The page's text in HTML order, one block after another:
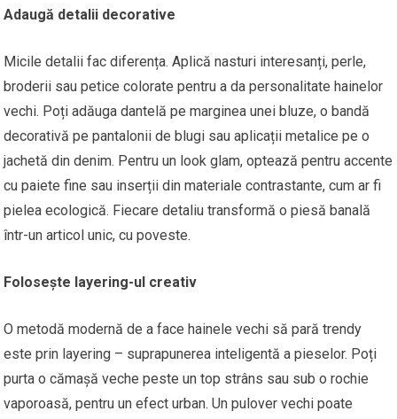
Adaugă detalii decorative
Micile detalii fac diferența. Aplică nasturi interesanți, perle,
broderii sau petice colorate pentru a da personalitate hainelor
vechi. Poți adăuga dantelă pe marginea unei bluze, o bandă
decorativă pe pantalonii de blugi sau aplicații metalice pe o
jachetă din denim. Pentru un look glam, optează pentru accente
cu paiete fine sau inserții din materiale contrastante, cum ar fi
pielea ecologică. Fiecare detaliu transformă o piesă banală
într-un articol unic, cu poveste.
Folosește layering-ul creativ
O metodă modernă de a face hainele vechi să pară trendy
este prin layering – suprapunerea inteligentă a pieselor. Poți
purta o cămașă veche peste un top strâns sau sub o rochie
vaporoasă, pentru un efect urban. Un pulover vechi poate